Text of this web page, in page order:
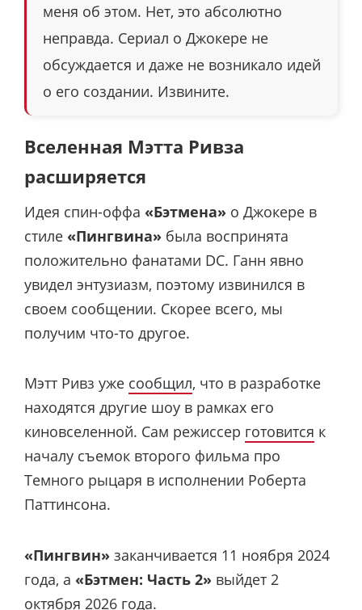
меня об этом. Нет, это абсолютно
неправда. Сериал о Джокере не
обсуждается и даже не возникало идей
о его создании. Извините.
Вселенная Мэтта Ривза
расширяется
Идея спин-оффа «Бэтмена» о Джокере в
стиле «Пингвина» была воспринята
положительно фанатами DC. Ганн явно
увидел энтузиазм, поэтому извинился в
своем сообщении. Скорее всего, мы
получим что-то другое.
Мэтт Ривз уже сообщил, что в разработке
находятся другие шоу в рамках его
киновселенной. Сам режиссер готовится к
началу съемок второго фильма про
Темного рыцаря в исполнении Роберта
Паттинсона.
«Пингвин» заканчивается 11 ноября 2024
года, а «Бэтмен: Часть 2» выйдет 2
октября 2026 года.